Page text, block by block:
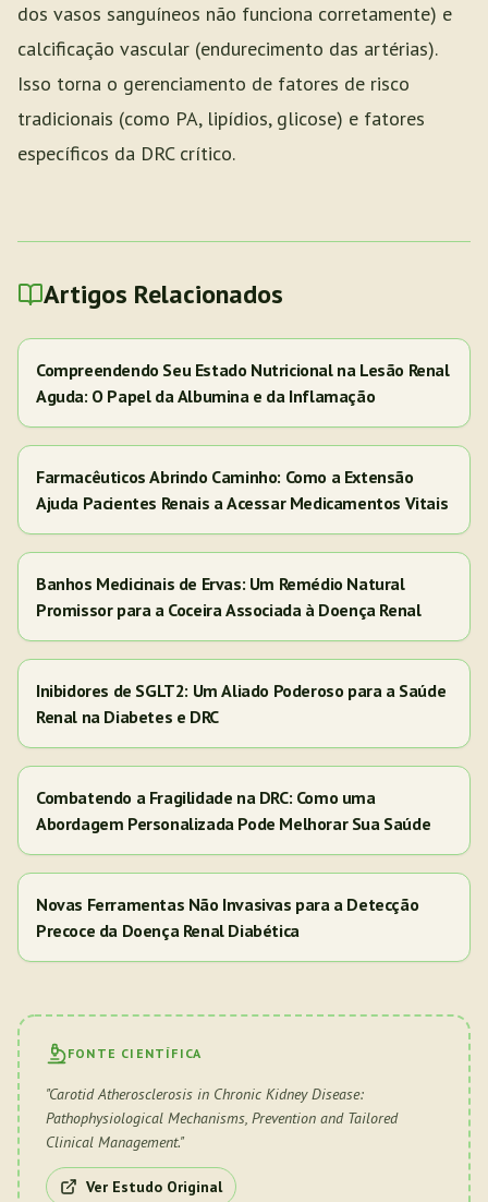
dos vasos sanguíneos não funciona corretamente) e
calcificação vascular (endurecimento das artérias).
Isso torna o gerenciamento de fatores de risco
tradicionais (como PA, lipídios, glicose) e fatores
específicos da DRC crítico.
Artigos Relacionados
Compreendendo Seu Estado Nutricional na Lesão Renal
Aguda: O Papel da Albumina e da Inflamação
Farmacêuticos Abrindo Caminho: Como a Extensão
Ajuda Pacientes Renais a Acessar Medicamentos Vitais
Banhos Medicinais de Ervas: Um Remédio Natural
Promissor para a Coceira Associada à Doença Renal
Inibidores de SGLT2: Um Aliado Poderoso para a Saúde
Renal na Diabetes e DRC
Combatendo a Fragilidade na DRC: Como uma
Abordagem Personalizada Pode Melhorar Sua Saúde
Novas Ferramentas Não Invasivas para a Detecção
Precoce da Doença Renal Diabética
FONTE CIENTÍFICA
"Carotid Atherosclerosis in Chronic Kidney Disease:
Pathophysiological Mechanisms, Prevention and Tailored
Clinical Management."
Ver Estudo Original